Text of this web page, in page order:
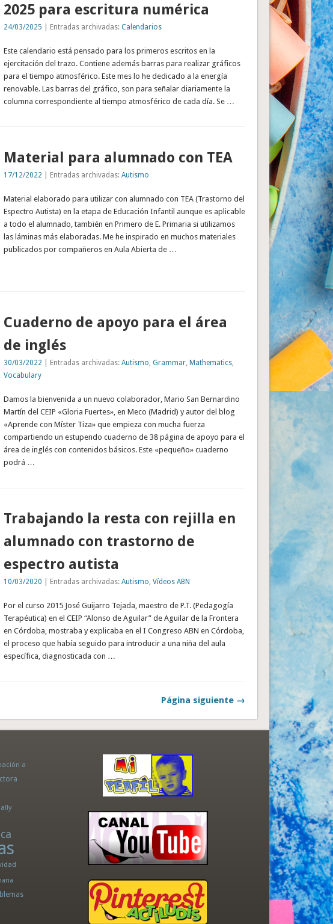
2025 para escritura numérica
24/03/2025 | Entradas archivadas: Calendarios
Este calendario está pensado para los primeros escritos en la
ejercitación del trazo. Contiene además barras para realizar gráficos
para el tiempo atmosférico. Este mes lo he dedicado a la energía
renovable. Las barras del gráfico, son para señalar diariamente la
columna correspondiente al tiempo atmosférico de cada día. Se …
Material para alumnado con TEA
17/12/2022 | Entradas archivadas: Autismo
Material elaborado para utilizar con alumnado con TEA (Trastorno del
Espectro Autista) en la etapa de Educación Infantil aunque es aplicable
a todo el alumnado, también en Primero de E. Primaria si utilizamos
las láminas más elaboradas. Me he inspirado en muchos materiales
publicados por compañeros en Aula Abierta de …
Cuaderno de apoyo para el área
de inglés
30/03/2022 | Entradas archivadas: Autismo, Grammar, Mathematics,
Vocabulary
Damos la bienvenida a un nuevo colaborador, Mario San Bernardino
Martín del CEIP «Gloria Fuertes», en Meco (Madrid) y autor del blog
«Aprende con Míster Tiza» que empieza con mucha fuerza
compartiendo un estupendo cuaderno de 38 página de apoyo para el
área de inglés con contenidos básicos. Este «pequeño» cuaderno
podrá …
Trabajando la resta con rejilla en
alumnado con trastorno de
espectro autista
10/03/2020 | Entradas archivadas: Autismo, Vídeos ABN
Por el curso 2015 José Guijarro Tejada, maestro de P.T. (Pedagogía
Terapéutica) en el CEIP “Alonso de Aguilar” de Aguilar de la Frontera
en Córdoba, mostraba y explicaba en el I Congreso ABN en Córdoba,
el proceso que había seguido para introducir a una niña del aula
específica, diagnosticada con …
Página siguiente →
a